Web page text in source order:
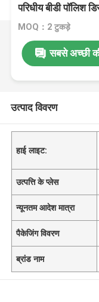
परिधीय बीडी पॉलिश
MOQ：2 टुकड़े
सबसे अच्छी
उत्पाद विवरण
हाई लाइट:
उत्पत्ति के प्लेस
न्यूनतम आदेश मात्रा
पैकेजिंग विवरण
ब्रांड नाम